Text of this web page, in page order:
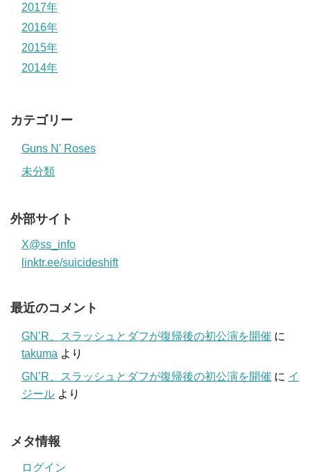
2017年
2016年
2015年
2014年
カテゴリー
Guns N' Roses
未分類
外部サイト
X@ss_info
linktr.ee/suicideshift
最近のコメント
GN’R、スラッシュとダフが復帰後の初公演を開催 に
takuma より
GN’R、スラッシュとダフが復帰後の初公演を開催 に イ
ジール より
メタ情報
ログイン